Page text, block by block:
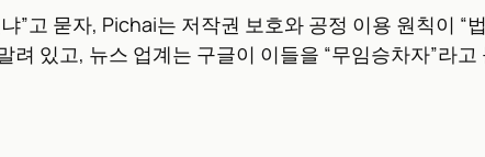
고 묻자, Pichai는 저작권 보호와 공정 이용 원칙이 “
있고, 뉴스 업계는 구글이 이들을 “무임승차자”라